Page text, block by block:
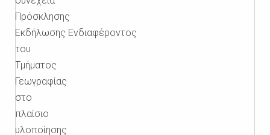
Πρόσκλησης
Εκδήλωσης Ενδιαφέροντος
του
Τμήματος
Γεωγραφίας
στο
πλαίσιο
υλοποίησης